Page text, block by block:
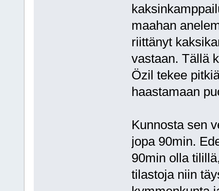
maahan
riittänyt
vastaan. Tällä
Özil tekee
haastamaan
Kunnosta sen
jopa 90min.
90min olla
tilastoja niin